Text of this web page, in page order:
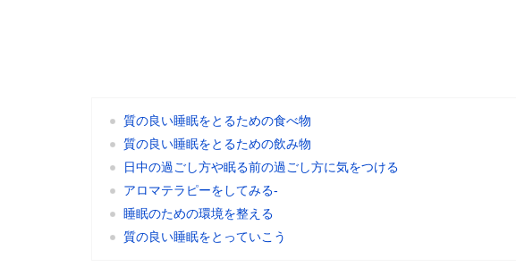
質の良い睡眠をとるための食べ物
質の良い睡眠をとるための飲み物
日中の過ごし方や眠る前の過ごし方に気をつける
アロマテラピーをしてみる-
睡眠のための環境を整える
質の良い睡眠をとっていこう